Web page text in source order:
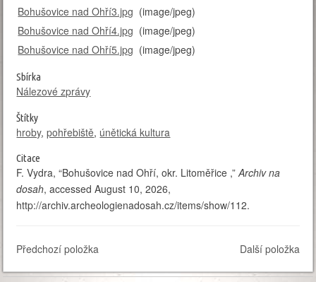
Bohušovice nad Ohří3.jpg (image/jpeg)
Bohušovice nad Ohří4.jpg (image/jpeg)
Bohušovice nad Ohří5.jpg (image/jpeg)
Sbírka
Nálezové zprávy
Štítky
hroby,pohřebiště, únětická kultura
Citace
F. Vydra, “Bohušovice nad Ohří, okr. Litoměřice ,”Archiv na
dosah, accessed August 10, 2026,
http://archiv.archeologienadosah.cz/items/show/112.
Předchozí položka Další položka